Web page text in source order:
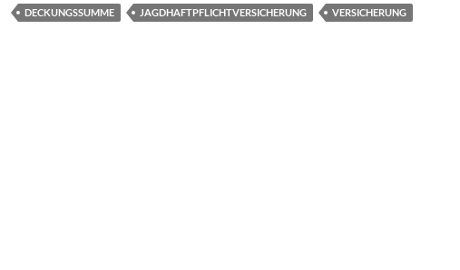
DECKUNGSSUMME JAGDHAFTPFLICHTVERSICHERUNG VERSICHERUNG